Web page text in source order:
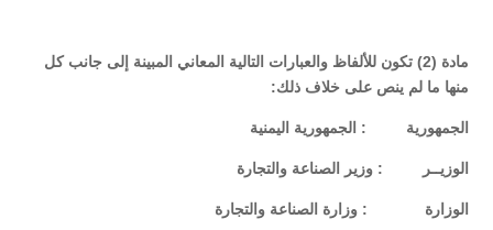
مادة (2) تكون للألفاظ والعبارات التالية المعاني المبينة إلى جانب كل
منها ما لم ينص على خلاف ذلك:
الجمهورية : الجمهورية اليمنية
الوزيــر : وزير الصناعة والتجارة
الوزارة : وزارة الصناعة والتجارة